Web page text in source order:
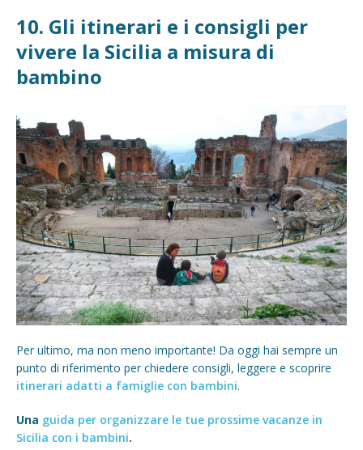
10. Gli itinerari e i consigli per
vivere la Sicilia a misura di
bambino
Per ultimo, ma non meno importante! Da oggi hai sempre un
punto di riferimento per chiedere consigli, leggere e scoprire
itinerari adatti a famiglie con bambini.
Una guida per organizzare le tue prossime vacanze in
Sicilia con i bambini.